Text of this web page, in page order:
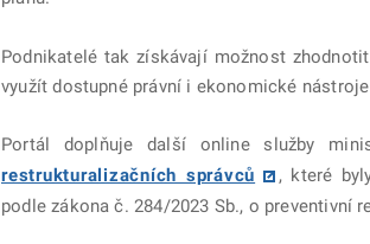
Podnikatelé tak získávají možnost
využít dostupné právní i ekonomické
Portál doplňuje další online služby
restrukturalizačních správců
, které
podle zákona č. 284/2023 Sb., o preventivní